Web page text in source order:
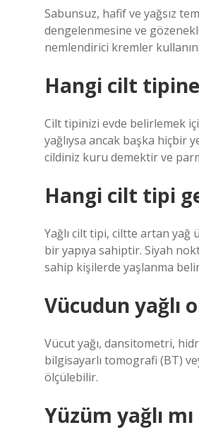
Sabunsuz, hafif ve yağsız
dengelenmesine ve
nemlendirici kremler kullanın.
Hangi cilt
Cilt tipinizi evde belirlemek
yağlıysa ancak başka hiçbir
cildiniz kuru demektir ve
Hangi cilt tipi
Yağlı cilt tipi, ciltte artan yağ
bir yapıya sahiptir. Siyah
sahip kişilerde yaşlanma
Vücudun yağlı
Vücut yağı, dansitometri,
bilgisayarlı tomografi (BT)
ölçülebilir.
Yüzüm yağlı